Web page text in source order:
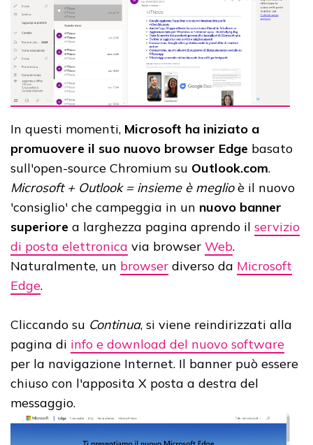
In questi momenti, Microsoft ha iniziato a
promuovere il suo nuovo browser Edge basato
sull'open-source Chromium su Outlook.com.
Microsoft + Outlook = insieme è meglioè il nuovo
'consiglio' che campeggia in un nuovo banner
superiore a larghezza pagina aprendo il servizio
di posta elettronica via browser Web.
Naturalmente, un browser diverso da Microsoft
Edge.
Cliccando su Continua, si viene reindirizzati alla
pagina di info e download del nuovo software
per la navigazione Internet. Il banner può essere
chiuso con l'apposita X posta a destra del
messaggio.